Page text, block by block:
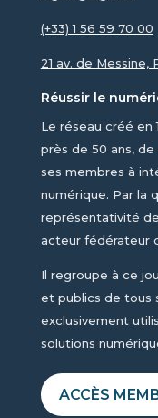
(+33) 1 56 59 70 00
21 av. de Messine,
Réussir le
Le réseau créé en
près de 50 ans,
ses membres à
numérique. Par la
représentativité
acteur fédérateur
Il regroupe à ce
et publics de tous
exclusivement
solutions
ACCÈS